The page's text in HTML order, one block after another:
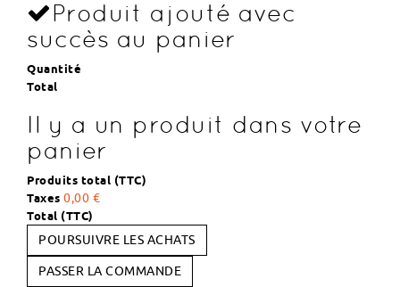
Produit ajouté avec
succès au panier
Quantité
Total
Il y a un produit dans votre
panier
Produits total (TTC)
Taxes 0,00 €
Total (TTC)
POURSUIVRE LES ACHATS
PASSER LA COMMANDE